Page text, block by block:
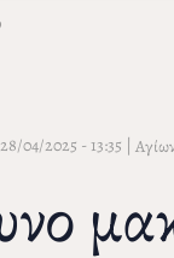
04/2025 - 13:35 |